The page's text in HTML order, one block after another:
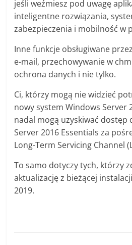
jeśli weźmiesz pod uwagę
inteligentne rozwiązania,
zabezpieczenia i mobilność w
Inne funkcje obsługiwane
e-mail, przechowywanie w
ochrona danych i nie tylko.
Ci, którzy mogą nie widzieć
nowy system Windows Server
nadal mogą uzyskiwać dostęp
Server 2016 Essentials za
Long-Term Servicing Channel
To samo dotyczy tych, którzy
aktualizację z bieżącej
2019.